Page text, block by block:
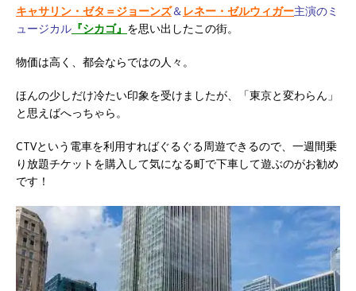
キャサリン・ゼタ＝ジョーンズ＆ レネー・ゼルウィガー主演のミ
ュージカル 『シカゴ』 を思い出したこの街。
物価は高く、都会ならではの人々。
ほんの少しだけ冷たい印象を受けましたが、「東京と変わらん」
と思えばへっちゃら。
CTVという電車を利用すればぐるぐる周遊できるので、一週間乗
り放題チケットを購入して気になる町で下車して遊ぶのがお勧め
です！